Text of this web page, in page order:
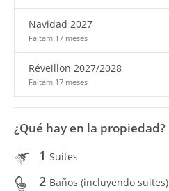
Navidad 2027
Faltam 17 meses
Réveillon 2027/2028
Faltam 17 meses
¿Qué hay en la propiedad?
1 Suites
2 Baños (incluyendo suites)